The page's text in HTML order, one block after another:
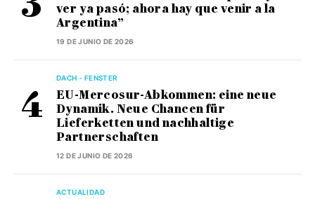
ver ya pasó; ahora hay que venir a la
Argentina”
19 DE JUNIO DE 2026
DACH - FENSTER
EU-Mercosur-Abkommen: eine neue
Dynamik. Neue Chancen für
Lieferketten und nachhaltige
Partnerschaften
12 DE JUNIO DE 2026
ACTUALIDAD